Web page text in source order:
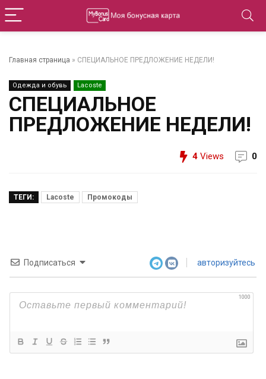
Главная страница » СПЕЦИАЛЬНОЕ ПРЕДЛОЖЕНИЕ НЕДЕЛИ!
Одежда и обувь Lacoste
СПЕЦИАЛЬНОЕ
ПРЕДЛОЖЕНИЕ НЕДЕЛИ!
4 Views 0
ТЕГИ: Lacoste Промокоды
Подписаться авторизуйтесь
1000